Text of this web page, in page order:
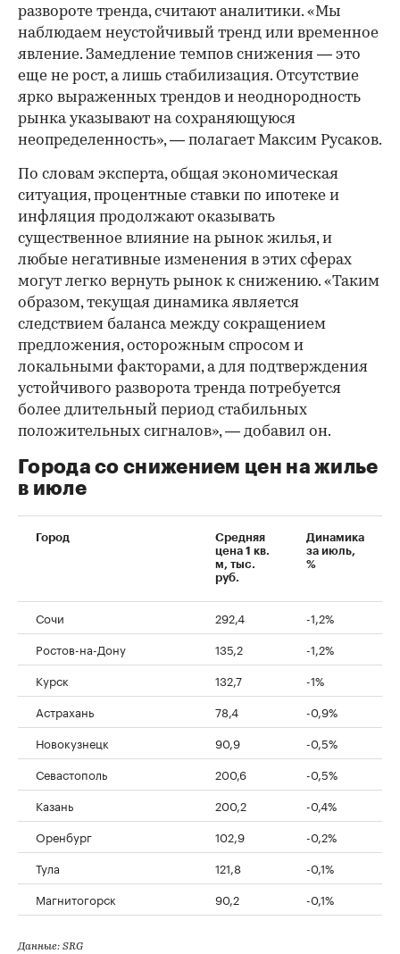
развороте тренда, считают аналитики. «Мы
наблюдаем неустойчивый тренд или временное
явление. Замедление темпов снижения — это
еще не рост, а лишь стабилизация. Отсутствие
ярко выраженных трендов и неоднородность
рынка указывают на сохраняющуюся
неопределенность», — полагает Максим Русаков.
По словам эксперта, общая экономическая
ситуация, процентные ставки по ипотеке и
инфляция продолжают оказывать
существенное влияние на рынок жилья, и
любые негативные изменения в этих сферах
могут легко вернуть рынок к снижению. «Таким
образом, текущая динамика является
следствием баланса между сокращением
предложения, осторожным спросом и
локальными факторами, а для подтверждения
устойчивого разворота тренда потребуется
более длительный период стабильных
положительных сигналов», — добавил он.
Города со снижением цен на жилье
в июле
Город
Средняя
цена 1 кв.
м, тыс.
руб.
Динамика
за июль,
%
Сочи 292,4
-1,2%
Ростов-на-Дону
135,2
-1,2%
Курск
132,7
-1%
Астрахань
78,4
-0,9%
Новокузнецк
90,9
-0,5%
Севастополь
200,6
-0,5%
Казань
200,2
-0,4%
Оренбург
102,9
-0,2%
Тула
121,8
-0,1%
Магнитогорск
90,2 -0,1%
Данные: SRG